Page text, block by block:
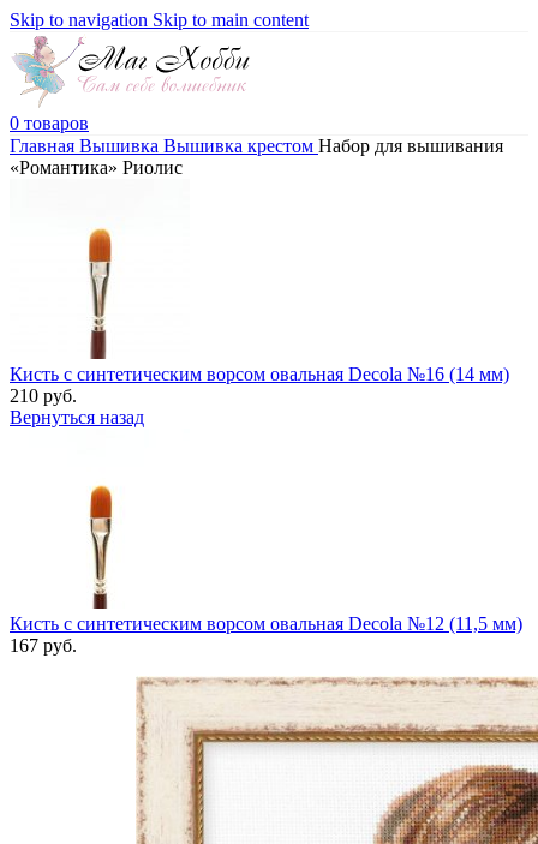
Skip to navigation Skip to main content
0 товаров
Главная Вышивка Вышивка крестом Набор для вышивания
«Романтика» Риолис
Кисть с синтетическим ворсом овальная Decola №16 (14 мм)
210 руб.
Вернуться назад
Кисть с синтетическим ворсом овальная Decola №12 (11,5 мм)
167 руб.